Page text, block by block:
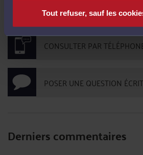
Tout refuser, sauf les
PRENDRE RDV EN CABINET
CONSULTER PAR
POSER UNE QUESTION
Derniers commentaires